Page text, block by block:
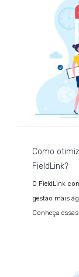
Como
FieldLink?
O FieldLink
gestão mais
Conheça